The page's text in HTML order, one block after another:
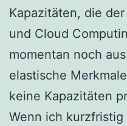
Kapazitäten, die
und Cloud
momentan noch
elastische
keine Kapazitäten
Wenn ich